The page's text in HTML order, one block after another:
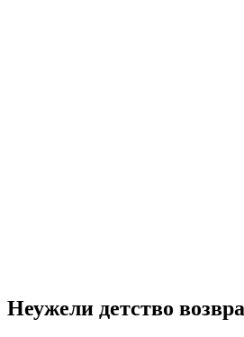
Неужели детство